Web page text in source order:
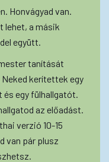
Honvágyad van.
lehet, a másik
együtt.
tanítását
kerítettek egy
egy fülhallgatót.
az előadást.
verzió 10-15
van pár plusz